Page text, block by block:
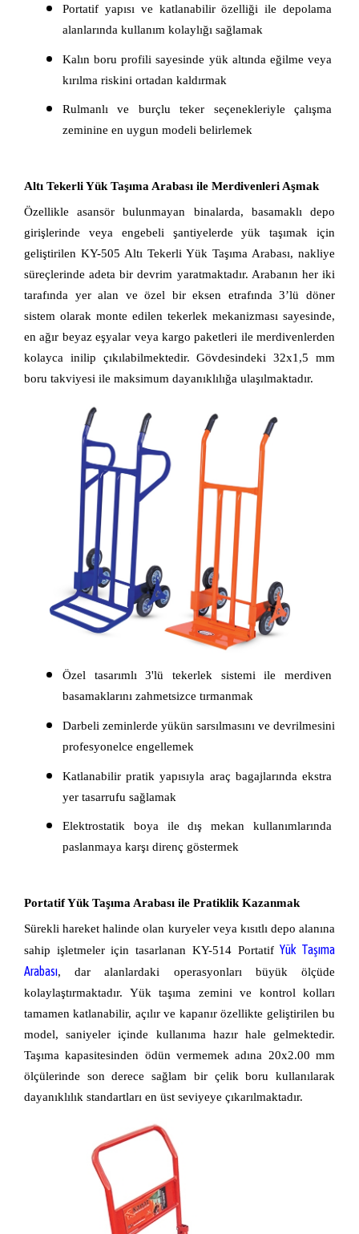
Portatif yapısı ve katlanabilir özelliği ile depolama
alanlarında kullanım kolaylığı sağlamak
Kalın boru profili sayesinde yük altında eğilme veya
kırılma riskini ortadan kaldırmak
Rulmanlı ve burçlu teker seçenekleriyle çalışma
zeminine en uygun modeli belirlemek
Altı Tekerli Yük Taşıma Arabası ile Merdivenleri Aşmak
Özellikle asansör bulunmayan binalarda, basamaklı depo
girişlerinde veya engebeli şantiyelerde yük taşımak için
geliştirilen KY-505 Altı Tekerli Yük Taşıma Arabası, nakliye
süreçlerinde adeta bir devrim yaratmaktadır. Arabanın her iki
tarafında yer alan ve özel bir eksen etrafında 3’lü döner
sistem olarak monte edilen tekerlek mekanizması sayesinde,
en ağır beyaz eşyalar veya kargo paketleri ile merdivenlerden
kolayca inilip çıkılabilmektedir. Gövdesindeki 32x1,5 mm
boru takviyesi ile maksimum dayanıklılığa ulaşılmaktadır.
Özel tasarımlı 3'lü tekerlek sistemi ile merdiven
basamaklarını zahmetsizce tırmanmak
Darbeli zeminlerde yükün sarsılmasını ve devrilmesini
profesyonelce engellemek
Katlanabilir pratik yapısıyla araç bagajlarında ekstra
yer tasarrufu sağlamak
Elektrostatik boya ile dış mekan kullanımlarında
paslanmaya karşı direnç göstermek
Portatif Yük Taşıma Arabası ile Pratiklik Kazanmak
Sürekli hareket halinde olan kuryeler veya kısıtlı depo alanına
sahip işletmeler için tasarlanan KY-514 Portatif Yük Taşıma
Arabası, dar alanlardaki operasyonları büyük ölçüde
kolaylaştırmaktadır. Yük taşıma zemini ve kontrol kolları
tamamen katlanabilir, açılır ve kapanır özellikte geliştirilen bu
model, saniyeler içinde kullanıma hazır hale gelmektedir.
Taşıma kapasitesinden ödün vermemek adına 20x2.00 mm
ölçülerinde son derece sağlam bir çelik boru kullanılarak
dayanıklılık standartları en üst seviyeye çıkarılmaktadır.